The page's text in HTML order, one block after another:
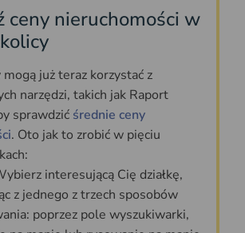
ceny nieruchomości w
już teraz korzystać z
narzędzi, takich jak Raport
sprawdzić średnie ceny
. Oto jak to zrobić w pięciu
interesującą Cię działkę,
z jednego z trzech sposobów
poprzez pole wyszukiwarki,